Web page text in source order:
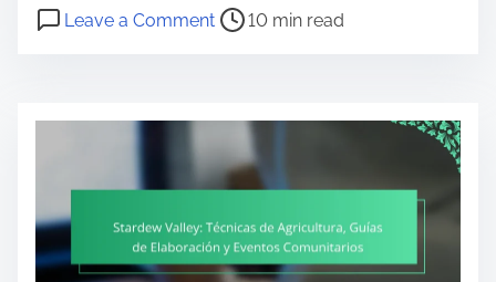
Leave a Commenton Shovel Knight: Diseño del
Post read time 10 min read